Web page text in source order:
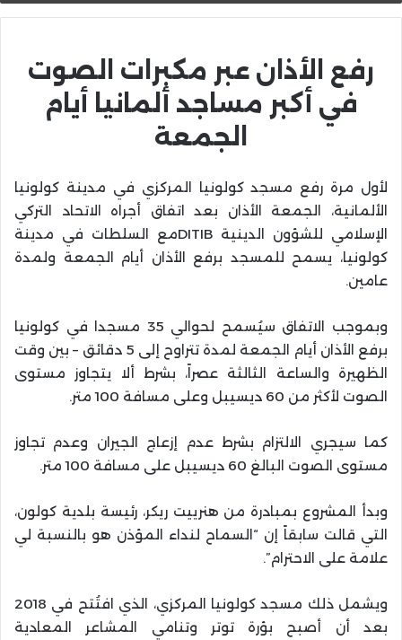
رفع الأذان عبر مكبرات الصوت
في أكبر مساجد ألمانيا أيام
الجمعة
لأول مرة رفع مسجد كولونيا المركزي في مدينة كولونيا
الألمانية، الجمعة الأذان بعد اتفاق أجراه الاتحاد التركي
الإسلامي للشؤون الدينية DITIBمع السلطات في مدينة
كولونيا، يسمح للمسجد برفع الأذان أيام الجمعة ولمدة
عامين.
وبموجب الاتفاق سيُسمح لحوالي 35 مسجدا في كولونيا
برفع الأذان أيام الجمعة لمدة تتراوح إلى 5 دقائق – بين وقت
الظهيرة والساعة الثالثة عصراً، بشرط ألا يتجاوز مستوى
الصوت لأكثر من 60 ديسيبل وعلى مسافة 100 متر.
كما سيجري الالتزام بشرط عدم إزعاج الجيران وعدم تجاوز
مستوى الصوت البالغ 60 ديسيبل على مسافة 100 متر.
وبدأ المشروع بمبادرة من هنرييت ريكر، رئيسة بلدية كولون،
التي قالت سابقاً إن “السماح لنداء المؤذن هو بالنسبة لي
علامة على الاحترام”.
ويشمل ذلك مسجد كولونيا المركزي، الذي افتُتح في 2018
بعد أن أصبح بؤرة توتر وتنامي المشاعر المعادية